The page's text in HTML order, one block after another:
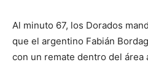
Al minuto 67, los Dorados
que el argentino Fabián
con un remate dentro del área